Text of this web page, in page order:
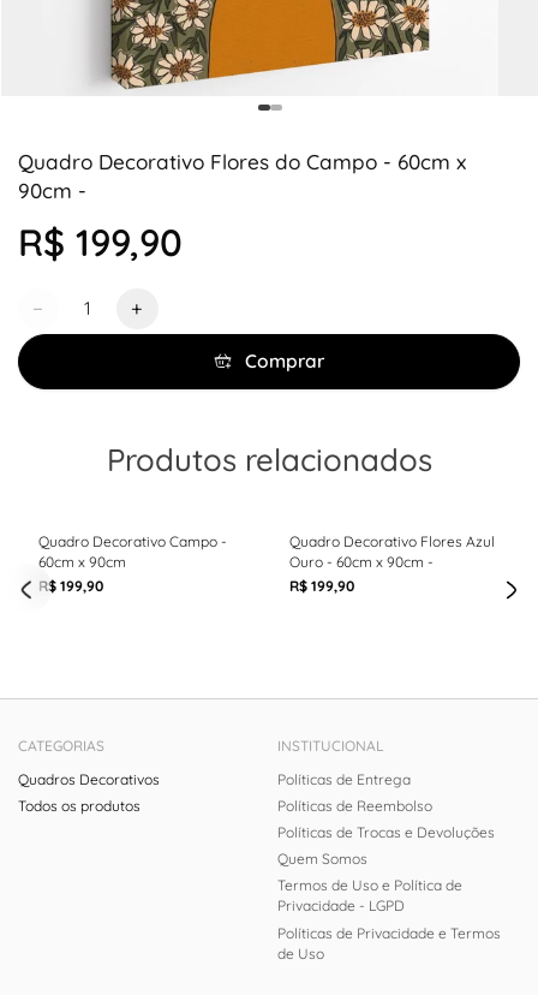
Quadro Decorativo Flores do Campo - 60cm x
90cm -
R$ 199,90
− +
Comprar
Produtos relacionados
Quadro Decorativo Campo -
60cm x 90cm
R$ 199,90
Quadro Decorativo Flores Azul
Ouro - 60cm x 90cm -
R$ 199,90
CATEGORIAS
Quadros Decorativos
Todos os produtos
INSTITUCIONAL
Políticas de Entrega
Políticas de Reembolso
Políticas de Trocas e Devoluções
Quem Somos
Termos de Uso e Política de
Privacidade - LGPD
Políticas de Privacidade e Termos
de Uso